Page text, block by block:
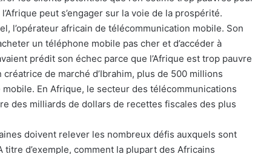
peut s’engager sur la voie de la prospérité.
l’opérateur africain de télécommunication mobile. Son
un téléphone mobile pas cher et d’accéder à
prédit son échec parce que l’Afrique est trop pauvre
de marché d’Ibrahim, plus de 500 millions
En Afrique, le secteur des télécommunications
des milliards de dollars de recettes fiscales des plus
doivent relever les nombreux défis auxquels sont
d’exemple, comment la plupart des Africains